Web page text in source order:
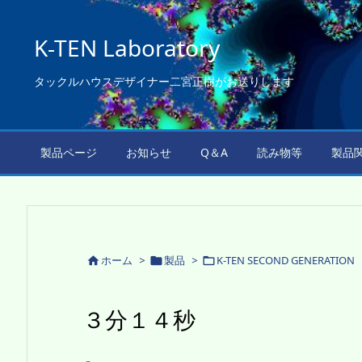
K-TEN Laboratory
タックルハウスデザイナー二宮正樹がお送りします
製品ページ お知らせ Q＆A 読み物等 製品
ホーム > 製品 > K-TEN SECOND GENERATION
３分１４秒